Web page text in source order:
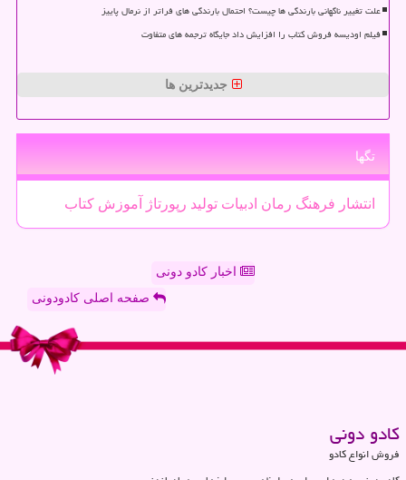
علت تغییر ناگهانی بارندگی ها چیست؟ احتمال بارندگی های فراتر از نرمال پاییز
فیلم اودیسه فروش کتاب را افزایش داد جایگاه ترجمه های متفاوت
جدیدترین ها
تگها
انتشار فرهنگ رمان ادبیات تولید رپورتاژ آموزش كتاب
اخبار کادو دونی
صفحه اصلی کادودونی
كادو دونی
فروش انواع کادو